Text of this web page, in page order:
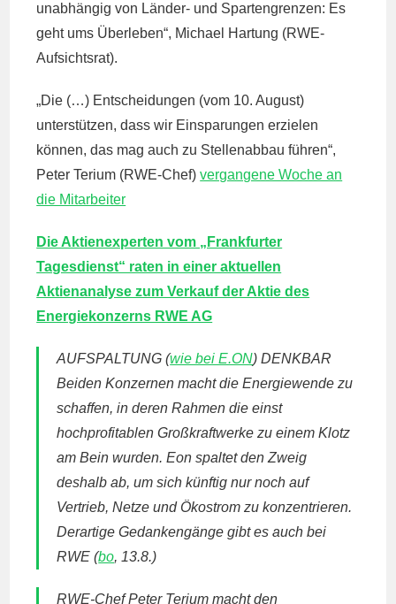
unabhängig von Länder- und Spartengrenzen: Es
geht ums Überleben“, Michael Hartung (RWE-
Aufsichtsrat).
„Die (…) Entscheidungen (vom 10. August)
unterstützen, dass wir Einsparungen erzielen
können, das mag auch zu Stellenabbau führen“,
Peter Terium (RWE-Chef)vergangene Woche an
die Mitarbeiter
Die Aktienexperten vom „Frankfurter
Tagesdienst“ raten in einer aktuellen
Aktienanalyse zum Verkauf der Aktie des
Energiekonzerns RWE AG
AUFSPALTUNG (wie bei E.ON) DENKBAR
Beiden Konzernen macht die Energiewende zu
schaffen, in deren Rahmen die einst
hochprofitablen Großkraftwerke zu einem Klotz
am Bein wurden. Eon spaltet den Zweig
deshalb ab, um sich künftig nur noch auf
Vertrieb, Netze und Ökostrom zu konzentrieren.
Derartige Gedankengänge gibt es auch bei
RWE (bo, 13.8.)
RWE-Chef Peter Terium macht den